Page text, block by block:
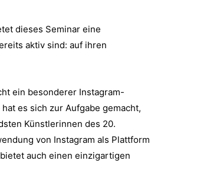
dieses Seminar eine
aktiv sind: auf ihren
ein besonderer Instagram-
es sich zur Aufgabe gemacht,
Künstlerinnen des 20.
von Instagram als Plattform
auch einen einzigartigen